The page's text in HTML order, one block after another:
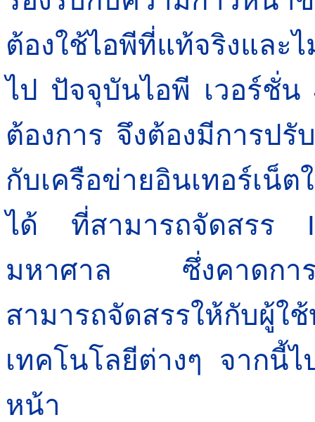
ต้องใช้ไอพีที่แท้จริงและ
ไป ปัจจุบันไอพี เวอร์ชั่น
ต้องการ จึงต้องมีการปรั
กับเครือข่ายอินเทอร์เ
ได้ ที่สามารถจัดสรร
มหาศาล ซึ่งคาดการ
สามารถจัดสรรให้กับผู้ใ
เทคโนโลยีต่างๆ จากนี้
หน้า